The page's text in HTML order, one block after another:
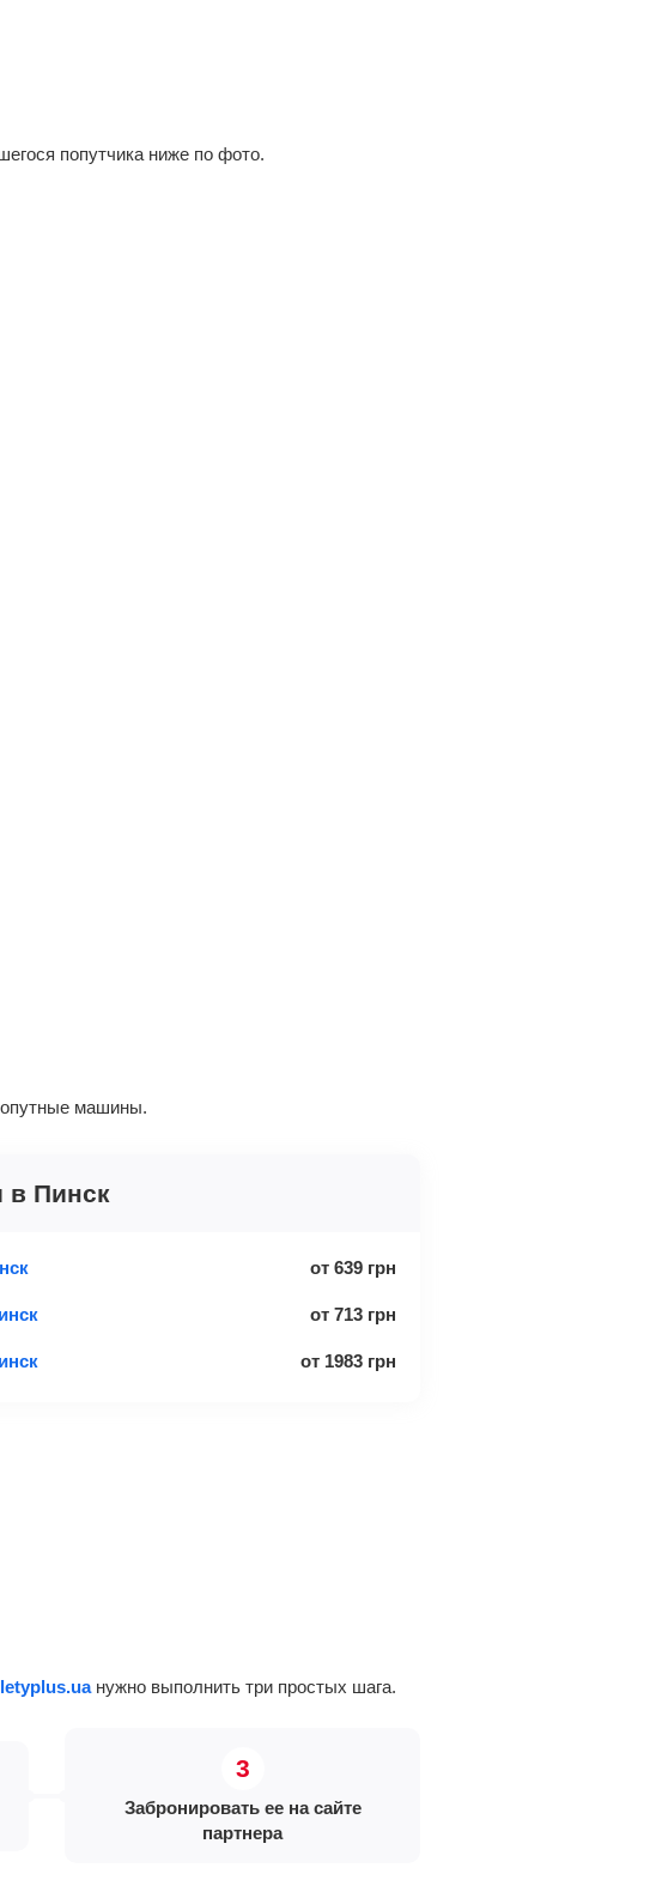
попутчика ниже по фото.
машины.
в Пинск
от 639 грн
от 713 грн
от 1983 грн
нужно выполнить три простых шага.
Забронировать ее на сайте
партнера